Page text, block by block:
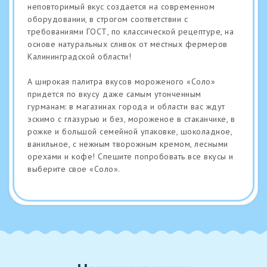
неповторимый вкус создается на современном
оборудовании, в строгом соответствии с
требованиями ГОСТ, по классической рецептуре, на
основе натуральных сливок от местных фермеров
Калининградской области!
А широкая палитра вкусов мороженого «Соло»
придется по вкусу даже самым утонченным
гурманам: в магазинах города и области вас ждут
эскимо с глазурью и без, мороженое в стаканчике, в
рожке и большой семейной упаковке, шоколадное,
ванильное, с нежным творожным кремом, лесными
орехами и кофе! Спешите попробовать все вкусы и
выберите свое «Соло».